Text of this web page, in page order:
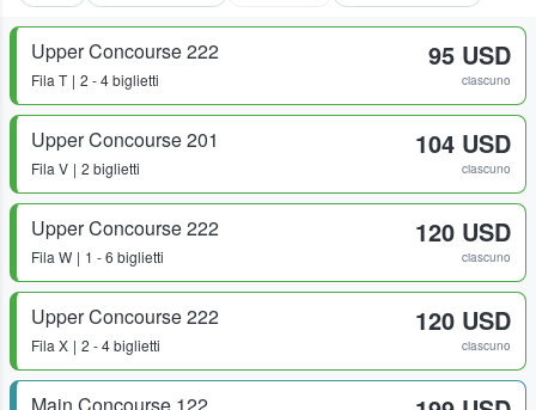
Upper Concourse 222
Fila T 2 - 4 biglietti
95 USD
ciascuno
Upper Concourse 201
Fila V 2 biglietti
104 USD
ciascuno
Upper Concourse 222
Fila W 1 - 6 biglietti
120 USD
ciascuno
Upper Concourse 222
Fila X 2 - 4 biglietti
120 USD
ciascuno